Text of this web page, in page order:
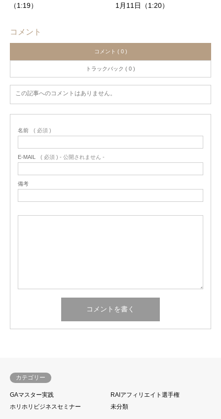
（1:19）
1月11日（1:20）
コメント
コメント ( 0 )
トラックバック ( 0 )
この記事へのコメントはありません。
名前 ( 必須 )
E-MAIL ( 必須 ) - 公開されません -
備考
カテゴリー
GAマスター実践
RAIアフィリエイト選手権
ホリホリビジネスセミナー
未分類